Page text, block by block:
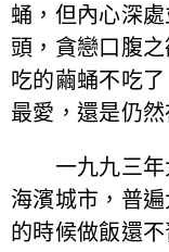
蛹，但內心深
頭，貪戀口腹
吃的繭蛹不吃
最愛，還是仍然
一九九三年
海濱城市，普
的時候做飯還